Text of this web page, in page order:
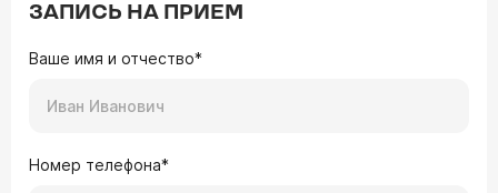
ЗАПИСЬ НА ПРИЕМ
Ваше имя и отчество*
Номер телефона*